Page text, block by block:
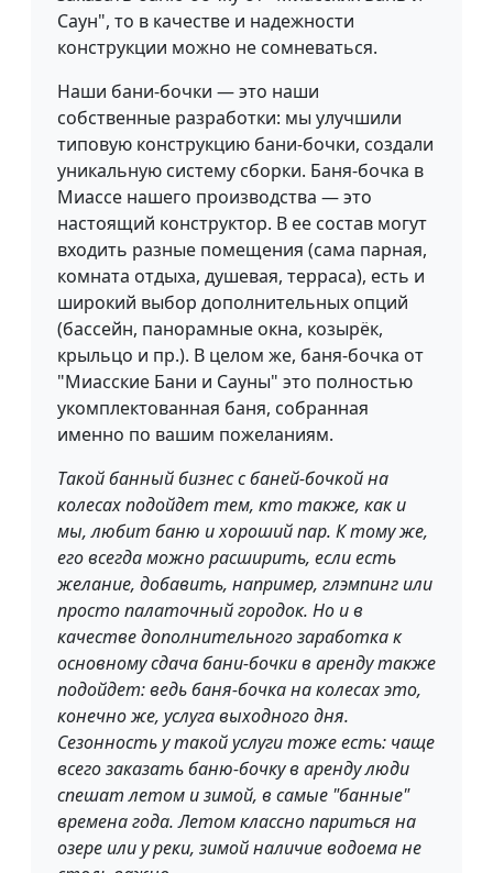
Саун", то в качестве и надежности
конструкции можно не сомневаться.
Наши бани-бочки — это наши
собственные разработки: мы улучшили
типовую конструкцию бани-бочки, создали
уникальную систему сборки. Баня-бочка в
Миассе нашего производства — это
настоящий конструктор. В ее состав могут
входить разные помещения (сама парная,
комната отдыха, душевая, терраса), есть и
широкий выбор дополнительных опций
(бассейн, панорамные окна, козырёк,
крыльцо и пр.). В целом же, баня-бочка от
"Миасские Бани и Сауны" это полностью
укомплектованная баня, собранная
именно по вашим пожеланиям.
Такой банный бизнес с баней-бочкой на
колесах подойдет тем, кто также, как и
мы, любит баню и хороший пар. К тому же,
его всегда можно расширить, если есть
желание, добавить, например, глэмпинг или
просто палаточный городок. Но и в
качестве дополнительного заработка к
основному сдача бани-бочки в аренду также
подойдет: ведь баня-бочка на колесах это,
конечно же, услуга выходного дня.
Сезонность у такой услуги тоже есть: чаще
всего заказать баню-бочку в аренду люди
спешат летом и зимой, в самые "банные"
времена года. Летом классно париться на
озере или у реки, зимой наличие водоема не